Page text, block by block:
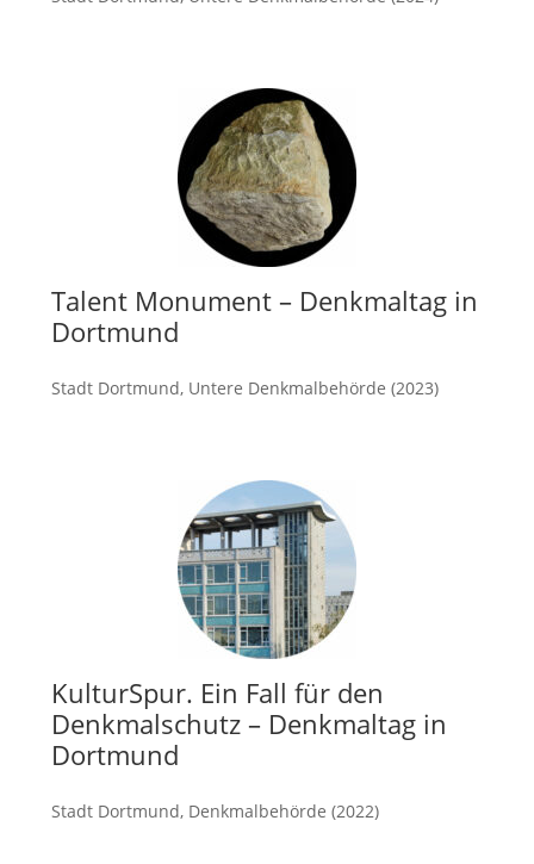
Talent Monument – Denkmaltag in
Dortmund
Stadt Dortmund, Untere Denkmalbehörde (2023)
KulturSpur. Ein Fall für den
Denkmalschutz – Denkmaltag in
Dortmund
Stadt Dortmund, Denkmalbehörde (2022)